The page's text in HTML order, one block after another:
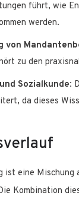
führt, wie
werden.
von
zu den
Sozialkunde:
da dieses
ist eine
Kombination